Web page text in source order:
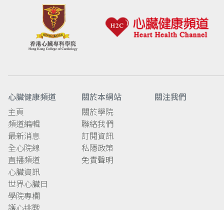
心臟健康頻道
主頁
頻道編輯
最新消息
全心院線
直播頻道
心臟資訊
世界心臟日
學院專欄
護心挑戰
關於本網站
關於學院
聯絡我們
訂閱資訊
私隱政策
免責聲明
關注我們